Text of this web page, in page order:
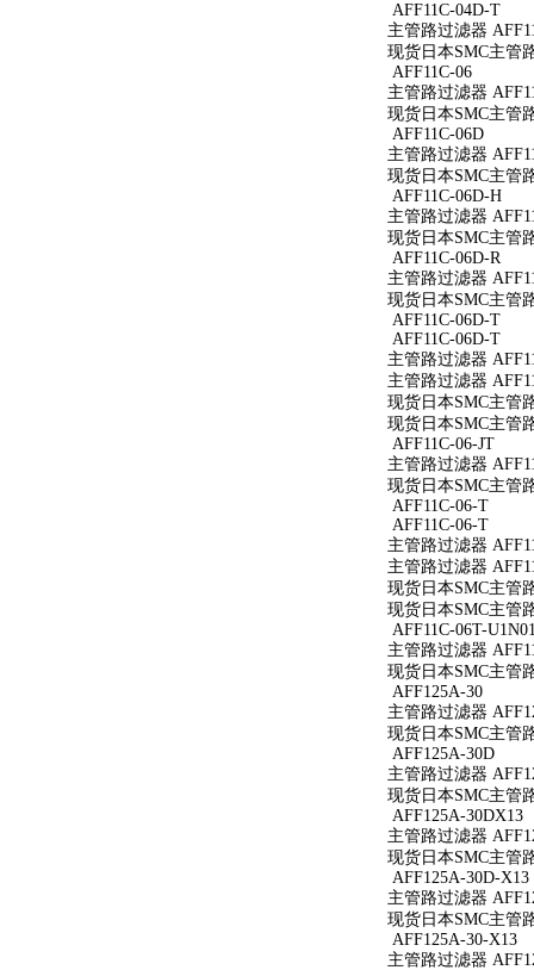
AFF11C-04D-T
主管路过滤器
现货日本SMC主管
AFF11C-06
主管路过滤器
现货日本SMC主管
AFF11C-06D
主管路过滤器
现货日本SMC主管
AFF11C-06D-H
主管路过滤器
现货日本SMC主管
AFF11C-06D-R
主管路过滤器
现货日本SMC主管
AFF11C-06D-T
AFF11C-06D-T
主管路过滤器
主管路过滤器
现货日本SMC主管
现货日本SMC主管
AFF11C-06-JT
主管路过滤器
现货日本SMC主管
AFF11C-06-T
AFF11C-06-T
主管路过滤器
主管路过滤器
现货日本SMC主管
现货日本SMC主管
AFF11C-06T-
主管路过滤器
现货日本SMC主管
AFF125A-30
主管路过滤器
现货日本SMC主管
AFF125A-30D
主管路过滤器
现货日本SMC主管
AFF125A-30DX13
主管路过滤器
现货日本SMC主管
AFF125A-30D-X13
主管路过滤器
现货日本SMC主管
AFF125A-30-X13
主管路过滤器